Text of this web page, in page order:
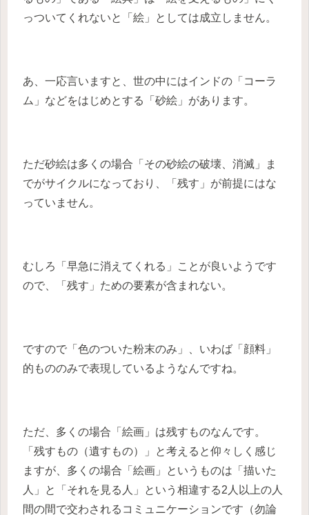
っついてくれないと「絵」としては成立しません。
あ、一応言いますと、世の中にはインドの「コーラ
ム」などをはじめとする「砂絵」があります。
ただ砂絵は多くの場合「その砂絵の破壊、消滅」ま
でがサイクルになっており、「残す」が前提にはな
っていません。
むしろ「早急に消えてくれる」ことが良いようです
ので、「残す」ための要素が含まれない。
ですので「色のついた粉末のみ」、いわば「顔料」
的もののみで表現しているようなんですね。
ただ、多くの場合「絵画」は残すものなんです。
「残すもの（遺すもの）」と考えると仰々しく感じ
ますが、多くの場合「絵画」というものは「描いた
人」と「それを見る人」という相違する2人以上の人
間の間で交わされるコミュニケーションです（勿論